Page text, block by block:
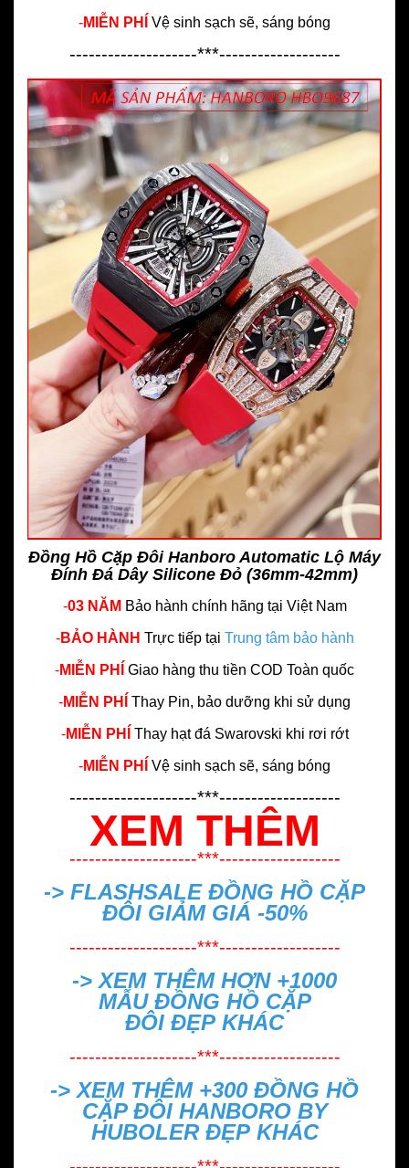
-MIỄN PHÍ Vệ sinh sạch sẽ, sáng bóng
--------------------***-------------------
Đồng Hồ Cặp Đôi Hanboro Automatic Lộ Máy
Đính Đá Dây Silicone Đỏ (36mm-42mm)
-03 NĂM Bảo hành chính hãng tại Việt Nam
-BẢO HÀNH Trực tiếp tại Trung tâm bảo hành
-MIỄN PHÍ Giao hàng thu tiền COD Toàn quốc
-MIỄN PHÍ Thay Pin, bảo dưỡng khi sử dụng
-MIỄN PHÍ Thay hạt đá Swarovski khi rơi rớt
-MIỄN PHÍ Vệ sinh sạch sẽ, sáng bóng
--------------------***-------------------
XEM THÊM
--------------------***-------------------
-> FLASHSALE ĐỒNG HỒ CẶP
ĐÔI GIẢM GIÁ -50%
--------------------***-------------------
-> XEM THÊM HƠN +1000
MẪU ĐỒNG HỒ CẶP
ĐÔI ĐẸP KHÁC
--------------------***-------------------
-> XEM THÊM +300 ĐỒNG HỒ
CẶP ĐÔI HANBORO BY
HUBOLER ĐẸPKHÁC